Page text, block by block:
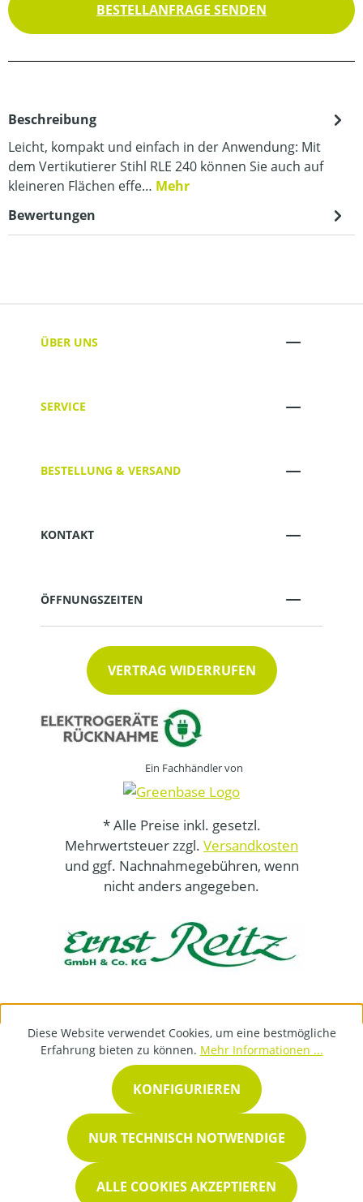
BESTELLANFRAGE SENDEN
Beschreibung
Leicht, kompakt und einfach in der Anwendung: Mit
dem Vertikutierer Stihl RLE 240 können Sie auch auf
kleineren Flächen effe… Mehr
Bewertungen
ÜBER UNS
SERVICE
BESTELLUNG & VERSAND
KONTAKT
ÖFFNUNGSZEITEN
VERTRAG WIDERRUFEN
Ein Fachhändler von
* Alle Preise inkl. gesetzl.
Mehrwertsteuer zzgl. Versandkosten
und ggf. Nachnahmegebühren, wenn
nicht anders angegeben.
Diese Website verwendet Cookies, um eine bestmögliche
Erfahrung bieten zu können. Mehr Informationen ...
NUR TECHNISCH NOTWENDIGE
KONFIGURIEREN
ALLE COOKIES AKZEPTIEREN